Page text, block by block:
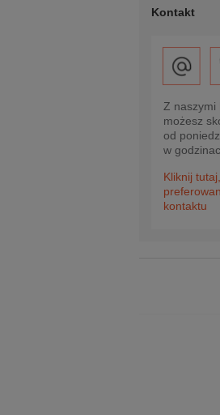
Kontakt
Z naszymi
możesz
od
w
Kliknij
kontaktu